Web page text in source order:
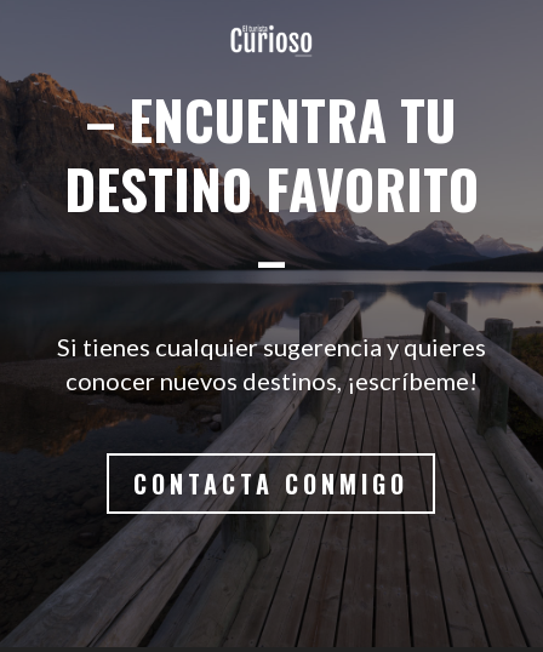
– ENCUENTRA TU
DESTINO FAVORITO
–
Si tienes cualquier sugerencia y quieres
conocer nuevos destinos, ¡escríbeme!
CONTACTA CONMIGO